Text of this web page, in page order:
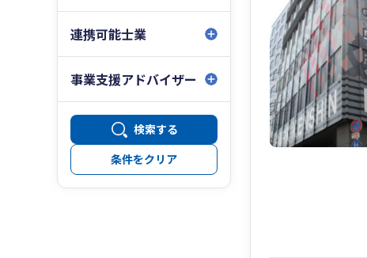
連携可能士業
事業支援アドバイザー
検索する
条件をクリア